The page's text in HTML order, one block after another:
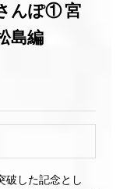
んぽ① 宮
島編
破した記念とし